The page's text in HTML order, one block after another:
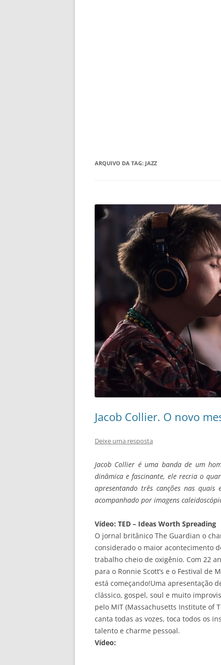
ARQUIVO DA TAG: JAZZ
Jacob Collier. O novo
Deixe uma resposta
Jacob Collier é uma banda de um
dinâmica e fascinante, ele recria o
apresentando três canções nas
acompanhado por imagens
Vídeo: TED – Ideas Worth Spreading
O jornal britânico The Guardian o
considerado o maior acontecimento
trabalho cheio de oxigênio. Com 22
para o Ronnie Scott’s e o Festival de
está começando!Uma apresentação
clássico, gospel, soul e muito
pelo MIT (Massachusetts Institute of
canta todas as vozes, toca todos os
talento e charme pessoal.
Vídeo: